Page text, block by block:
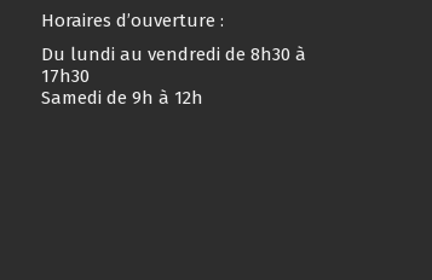
Horaires d’ouverture :
Du lundi au vendredi de 8h30 à
17h30
Samedi de 9h à 12h